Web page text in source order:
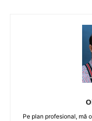
Pe plan profesional, mă